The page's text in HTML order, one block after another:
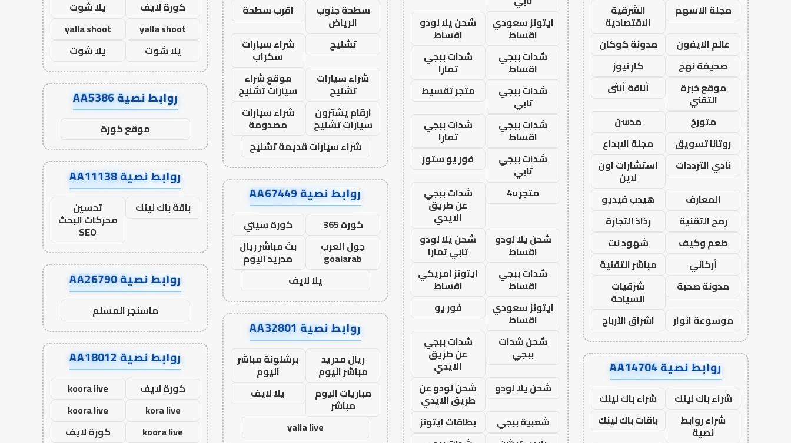
مجلة الاسهم
الشرقية
الاقتصادية
عالم الايفون
مدونة كوكان
صحيفة نهج
كار نيوز
موقع خبرة
التقني
أناقة أنثى
متورخ
مدسن
روتانا تسويق
مجلة الابداع
نادي الترددات
استشارات اون
لاين
المعارف
هيدب فيديو
رمح التقنية
رذاذ التجارة
طعم وكيف
شهود نت
أركاني
مباشر التقنية
مدونة صحبة
شرقيات
السياحة
موسوعة انوار
اشراق الأرباح
روابط نصية AA14704
شراء باك لينك
شراء باك لينك
شراء روابط
نصية
باقات باك لينك
ايتونز سعودي
اقساط
شحن يلا لودو
اقساط
شدات ببجي
اقساط
شدات ببجي
تمارا
شدات ببجي
تابي
متجر تقسيط
شدات ببجي
اقساط
شدات ببجي
تمارا
شدات ببجي
تابي
فور يو ستور
متجر 4u
شدات ببجي
عن طريق
الايدي
شحن يلا لودو
اقساط
شحن يلا لودو
تابي تمارا
شدات ببجي
اقساط
ايتونز امريكي
اقساط
ايتونز سعودي
اقساط
فور يو
شحن شدات
ببجي
شدات ببجي
عن طريق
الايدي
شحن يلا لودو
شحن لودو عن
طريق الايدي
شعبية ببجي
بطاقات ايتونز
سطحة جنوب
الرياض
اقرب سطحة
تشليح
شراء سيارات
سكراب
شراء سيارات
تشليح
موقع شراء
سيارات تشليح
ارقام يشترون
سيارات تشليح
شراء سيارات
مصدومة
شراء سيارات قديمة تشليح
روابط نصية AA67449
كورة 365
كورة سيتي
جول العرب
goalarab
بث مباشر ريال
مدريد اليوم
يلا لايف
روابط نصية AA32801
ريال مدريد
مباشر اليوم
برشلونة مباشر
اليوم
مباريات اليوم
مباشر
يلا لايف
yalla live
كورة لايف
يلا شوت
yalla shoot
yalla shoot
يلا شوت
يلا شوت
روابط نصية AA5386
موقع كورة
روابط نصية AA11138
باقة باك لينك تحسين
محركات البحث
SEO
روابط نصية AA26790
ماسنجر المسلم
روابط نصية AA18012
كورة لايف
koora live
kora live
koora live
koora live
كورة لايف